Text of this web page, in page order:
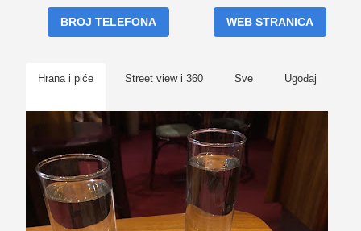
BROJ TELEFONA WEB STRANICA
Hrana i piće Street view i 360 Sve Ugođaj